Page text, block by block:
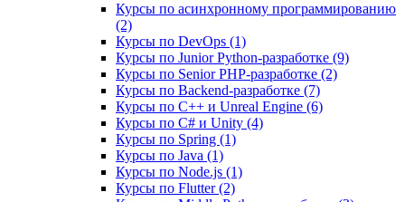
Курсы по асинхронному программированию
(2)
Курсы по DevOps (1)
Курсы по Junior Python-разработке (9)
Курсы по Senior PHP-разработке (2)
Курсы по Backend‑разработке (7)
Курсы по C++ и Unreal Engine (6)
Курсы по C# и Unity (4)
Курсы по Spring (1)
Курсы по Java (1)
Курсы по Node.js (1)
Курсы по Flutter (2)